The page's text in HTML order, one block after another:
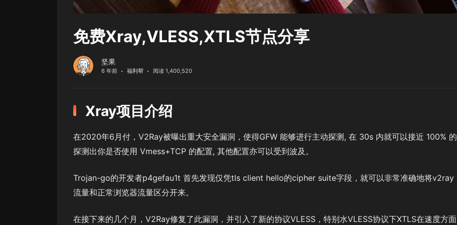
免费Xray,VLESS,XTLS节点分享
坚果
6 年前 福利帮 阅读 1,400,520
Xray项目介绍
在2020年6月付，V2Ray被曝出重大安全漏洞，使得GFW 能够进行主动探测, 在 30s 内就可以接近 100% 的
探测出你是否使用 Vmess+TCP 的配置, 其他配置亦可以受到波及。
Trojan-go的开发者p4gefau1t 首先发现仅凭tls client hello的cipher suite字段，就可以非常准确地将v2ray
流量和正常浏览器流量区分开来。
在接下来的几个月，V2Ray修复了此漏洞，并引入了新的协议VLESS，特别水VLESS协议下XTLS在速度方面